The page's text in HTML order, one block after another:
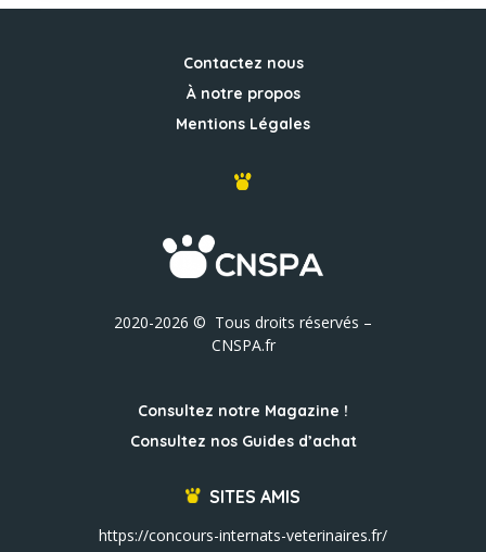
Contactez nous
À notre propos
Mentions Légales
2020-2026 © Tous droits réservés –
CNSPA.fr
Consultez notre Magazine !
Consultez nos Guides d’achat
SITES AMIS
https://concours-internats-veterinaires.fr/